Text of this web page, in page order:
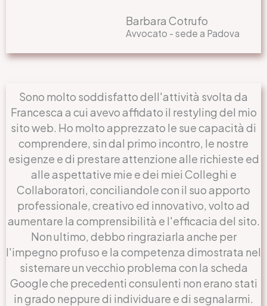
Barbara Cotrufo
Avvocato - sede a Padova
Sono molto soddisfatto dell'attività svolta da
Francesca a cui avevo affidato il restyling del mio
sito web. Ho molto apprezzato le sue capacità di
comprendere, sin dal primo incontro, le nostre
esigenze e di prestare attenzione alle richieste ed
alle aspettative mie e dei miei Colleghi e
Collaboratori, conciliandole con il suo apporto
professionale, creativo ed innovativo, volto ad
aumentare la comprensibilità e l'efficacia del sito.
Non ultimo, debbo ringraziarla anche per
l'impegno profuso e la competenza dimostrata nel
sistemare un vecchio problema con la scheda
Google che precedenti consulenti non erano stati
in grado neppure di individuare e di segnalarmi.